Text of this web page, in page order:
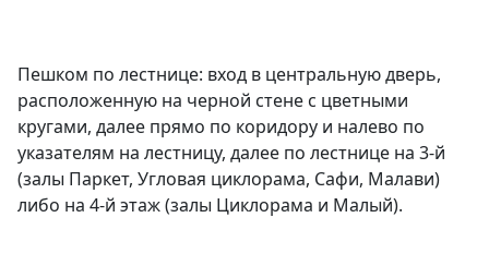
Пешком по лестнице: вход в центральную дверь,
расположенную на черной стене с цветными
кругами, далее прямо по коридору и налево по
указателям на лестницу, далее по лестнице на 3-й
(залы Паркет, Угловая циклорама, Сафи, Малави)
либо на 4-й этаж (залы Циклорама и Малый).